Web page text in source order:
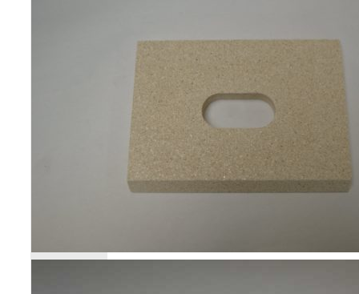
Poêles et chaudières
Conduit de fumées